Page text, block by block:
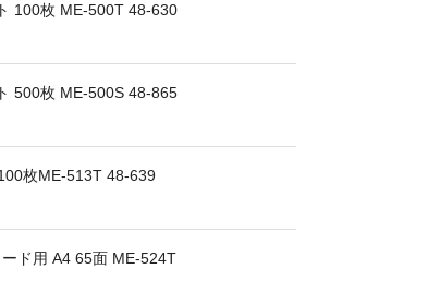
100枚 ME-500T 48-630
500枚 ME-500S 48-865
枚ME-513T 48-639
ド用 A4 65面 ME-524T